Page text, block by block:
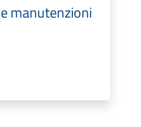
manutenzioni